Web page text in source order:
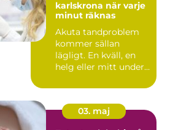
karlskrona när varje
minut räknas
Akuta tandproblem
kommer sällan
lägligt. En kväll, en
helg eller mitt under
smärtan ...
03. maj